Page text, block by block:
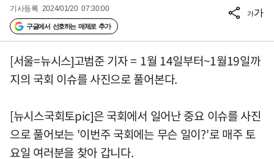
기사등록 2024/01/20 07:30:00
구글에서 선호하는 매체로 추가
가가
[서울=뉴시스]고범준 기자 = 1월 14일부터~1월19일까
지의 국회 이슈를 사진으로 풀어본다.
[뉴시스국회토pic]은 국회에서 일어난 중요 이슈를 사진
으로 풀어보는 '이번주 국회에는 무슨 일이?'로 매주 토
요일 여러분을 찾아 갑니다.